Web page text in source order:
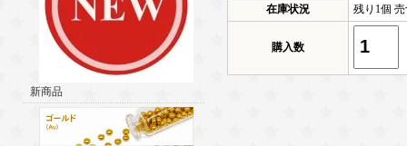
新商品
在庫状況
残り1個
購入数